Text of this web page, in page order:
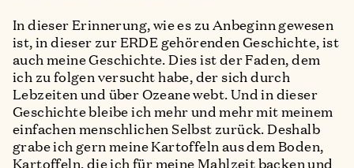
In dieser Erinnerung, wie es zu Anbeginn gewesen
ist, in dieser zur ERDE gehörenden Geschichte, ist
auch meine Geschichte. Dies ist der Faden, dem
ich zu folgen versucht habe, der sich durch
Lebzeiten und über Ozeane webt. Und in dieser
Geschichte bleibe ich mehr und mehr mit meinem
einfachen menschlichen Selbst zurück. Deshalb
grabe ich gern meine Kartoffeln aus dem Boden,
Kartoffeln, die ich für meine Mahlzeit backen und